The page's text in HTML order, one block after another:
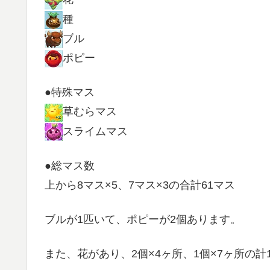
種
ブル
ポピー
●特殊マス
草むらマス
スライムマス
●総マス数
上から8マス×5、7マス×3の合計61マス
ブルが1匹いて、ポピーが2個あります。
また、花があり、2個×4ヶ所、1個×7ヶ所の計